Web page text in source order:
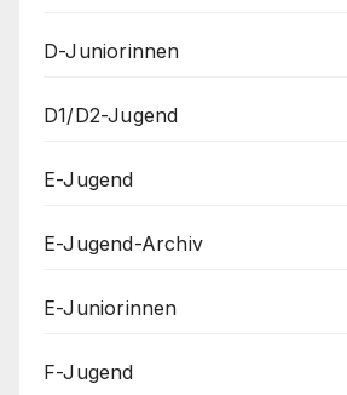
D-Juniorinnen
D1/D2-Jugend
E-Jugend
E-Jugend-Archiv
E-Juniorinnen
F-Jugend